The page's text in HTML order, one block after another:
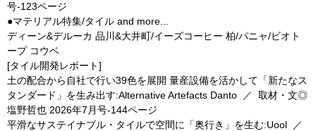
号-123ページ
●マテリアル特集/タイル and more...
ディーン&デルーカ 品川&大井町/イーズコーヒー 柏/パニャ/ビオト
ープ コウベ
[タイル開発レポート]
土の配合から自社で行い39色を展開 量産設備を活かして「新たなス
タンダード」を生み出す:Alternative Artefacts Danto ／ 取材・文◎
塩野哲也 2026年7月号-144ページ
平滑なサステイナブル・タイルで空間に「奥行き」を生む:Uool ／